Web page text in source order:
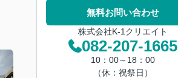
無料お問い合わせ
株式会社K-1クリエイト
082-207-1665
10：00～18：00
（休：祝祭日）